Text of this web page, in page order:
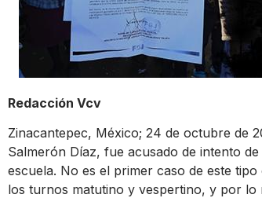
Redacción Vcv
Zinacantepec, México; 24 de octubre de
Salmerón Díaz, fue acusado de intento
escuela. No es el primer caso de este
los turnos matutino y vespertino, y por